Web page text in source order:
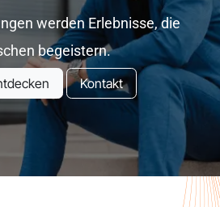
werden Erlebnisse, die
begeistern.
Kontakt